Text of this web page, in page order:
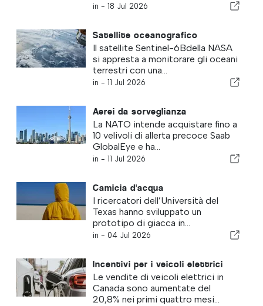
in - 18 Jul 2026
Satellite oceanografico
Il satellite Sentinel-6Bdella NASA
si appresta a monitorare gli oceani
terrestri con una...
in - 11 Jul 2026
Aerei da sorveglianza
La NATO intende acquistare fino a
10 velivoli di allerta precoce Saab
GlobalEye e ha...
in - 11 Jul 2026
Camicia d'acqua
I ricercatori dell’Università del
Texas hanno sviluppato un
prototipo di giacca in...
in - 04 Jul 2026
Incentivi per i veicoli elettrici
Le vendite di veicoli elettrici in
Canada sono aumentate del
20,8% nei primi quattro mesi...